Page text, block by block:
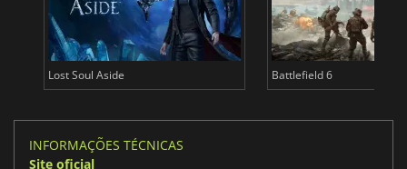
Lost Soul Aside Battlefield 6
INFORMAÇÕES TÉCNICAS
Site oficial